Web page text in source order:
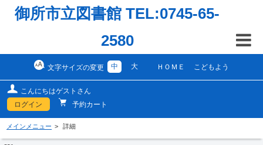
御所市立図書館 TEL:0745-65-
2580
文字サイズの変更 中 大 ＨＯＭＥ こどもよう
こんにちはゲストさん
ログイン
予約カート
メインメニュー 詳細